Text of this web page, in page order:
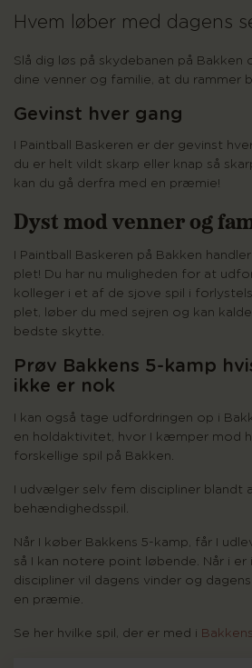
Hvem løber med dagens
Slå dig løs på skydebanen på
dine venner og familie, at du rammer
Gevinst hver gang
I Paintball Baskeren er der gevinst
du er helt vildt skarp eller knap så
kan du gå derfra med en præmie!
Dyst mod venner og
I Paintball Baskeren på Bakken
plet! Du har nu muligheden for at
kolleger i et af de sjove spil i
plet, løber du med sejren og kan
bedste skytte.
Prøv Bakkens 5-kamp
ikke er nok
I kan også tage udfordringen op i
en holdaktivitet, hvor I kæmper mod
forskellige spil på Bakken.
I udvælger selv fem discipliner blandt
behændighedsspil.
Når I køber Bakkens 5-kamp, får I
så I kan notere point løbende. Når i
discipliner vil dagens vinder og
en præmie.
Se her hvilke spil, der er med i